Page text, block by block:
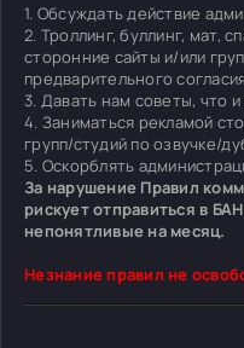
1. Обсуждать действие
2. Троллинг, буллинг, мат,
сторонние сайты и/или
предварительного
3. Давать нам советы, что
4. Заниматься рекламой
групп/студий по озвучке/
5. Оскорблять
За нарушение Правил
рискует отправиться в
непонятливые на месяц.
Незнание правил не